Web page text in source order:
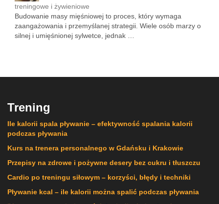
treningowe i żywieniowe
Budowanie masy mięśniowej to proces, który wymaga
zaangażowania i przemyślanej strategii. Wiele osób marzy o
silnej i umięśnionej sylwetce, jednak …
Trening
Ile kalorii spala pływanie – efektywność spalania kalorii
podczas pływania
Kurs na trenera personalnego w Gdańsku i Krakowie
Przepisy na zdrowe i pożywne desery bez cukru i tłuszczu
Cardio po treningu siłowym – korzyści, błędy i techniki
Pływanie kcal – ile kalorii można spalić podczas pływania